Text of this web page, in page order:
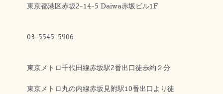
東京都港区赤坂2-14-5 Daiwa赤坂ビル1F
03-5545-5906
東京メトロ千代田線赤坂駅2番出口徒歩約２分
東京メトロ丸の内線赤坂見附駅10番出口より徒